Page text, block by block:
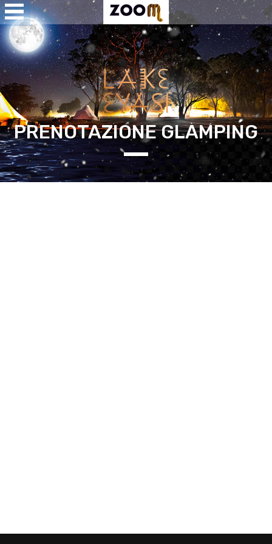
Open
PRENOTAZIONE GLAMPING